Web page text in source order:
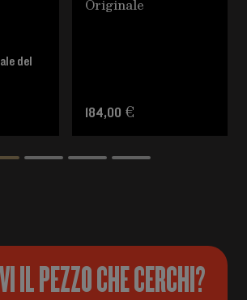
del
Originale
184,00 €
IL PEZZO CHE CERCHI?